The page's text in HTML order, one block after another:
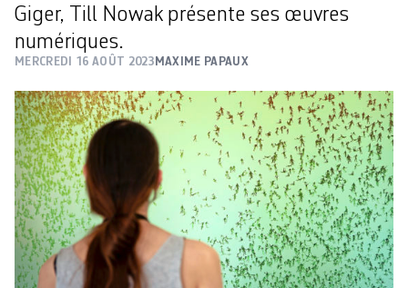
Giger, Till Nowak présente ses œuvres
numériques.
MERCREDI 16 AOÛT 2023 MAXIME PAPAUX